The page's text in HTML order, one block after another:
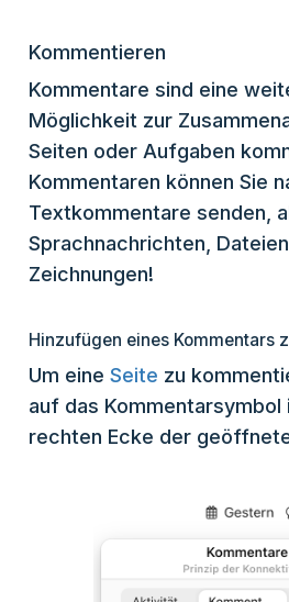
Kommentieren
Kommentare sind eine
Möglichkeit zur
Seiten oder Aufgaben
Kommentaren können Sie
Textkommentare senden,
Sprachnachrichten,
Zeichnungen!
Hinzufügen eines Kommentars
Um eine Seite zu
auf das Kommentarsymbol
rechten Ecke der